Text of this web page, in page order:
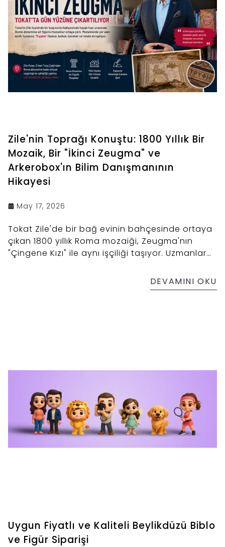
Zile'nin Toprağı Konuştu: 1800 Yıllık Bir
Mozaik, Bir "İkinci Zeugma" ve
Arkerobox'ın Bilim Danışmanının
Hikayesi
May 17, 2026
Tokat Zile'de bir bağ evinin bahçesinde ortaya
çıkan 1800 yıllık Roma mozaiği, Zeugma'nın
"Çingene Kızı" ile aynı işçiliği taşıyor. Uzmanlar
başında, Arkerobox'ın ilk gününden beri bilim
danışmanı olan Dr. Semih Yaşar Çizikci var. İşte
DEVAMINI OKU
Uygun Fiyatlı ve Kaliteli Beylikdüzü Biblo
ve Figür Siparişi